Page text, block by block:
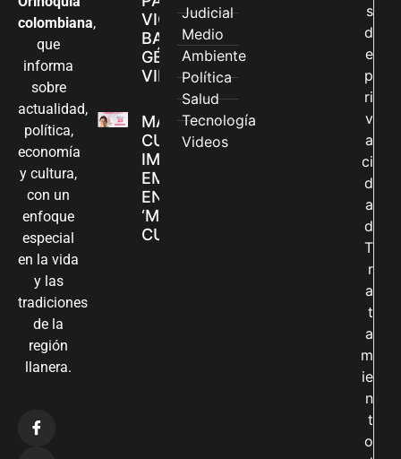
colombiana,
que
informa
sobre
actualidad,
política,
economía
y cultura,
con un
enfoque
especial
en la vida
y las
tradiciones
de la
región
llanera.
VIOLENCIAS
BASADAS EN
GÉNERO EN
VILLAVICENCIO
MADRES
CUIDADORAS
IMPULSAN SUS
EMPRENDIMIENTOS
EN LA FERIA
‘MANOS QUE
CUIDAN Y CREAN’
Judicial
Medio
Ambiente
Política
Salud
Tecnología
Videos
s
d
e
p
ri
v
a
ci
d
a
d
T
r
a
t
a
m
ie
n
t
o